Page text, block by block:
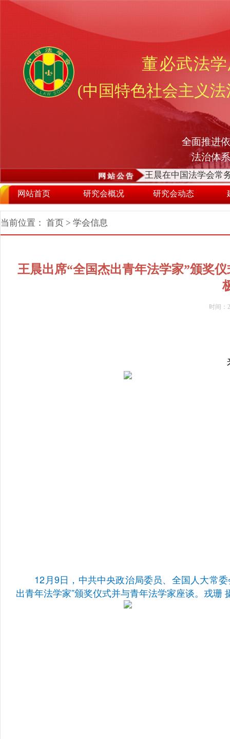
董必武法
(中国特色社会主义
全面推进
法治体
王晨在中国法学会常
网站首页 研究会概况 研究会动态
当前位置： 首页 > 学会信息
王晨出席“全国杰出青年法学家”颁奖
时间：
12月9日，中共中央政治局委员、全国人大常委
出青年法学家”颁奖仪式并与青年法学家座谈。戎珊